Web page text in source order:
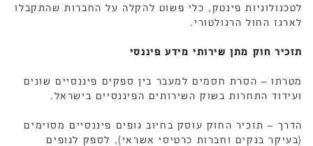
לטכנולוגיות פינטק, כלי פשוט להקלה על החברות שהתקבלו
לארגז החול הרגולטורי.
תזכיר חוק מתן שירותי מידע פיננסי
מטרתו – הסרת חסמים למעבר בין ספקים פיננסיים שונים
ועידוד התחרות בשוק השירותים הפיננסיים בישראל.
הדרך – תזכיר החוק עוסק בחיוב גופים פיננסיים מסוימים
(בעיקר בנקים וחברות כרטיסי אשראי), לספק לגופים